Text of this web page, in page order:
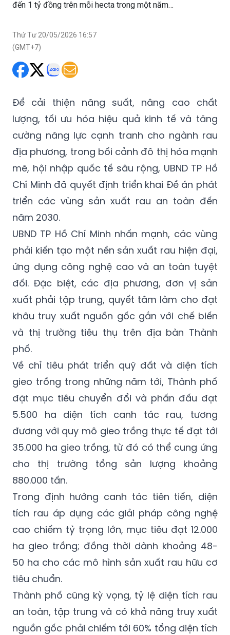
đến 1 tỷ đồng trên mỗi hecta trong một năm…
Thứ Tư 20/05/2026 16:57
(GMT+7)
Để cải thiện năng suất, nâng cao chất
lượng, tối ưu hóa hiệu quả kinh tế và tăng
cường năng lực cạnh tranh cho ngành rau
địa phương, trong bối cảnh đô thị hóa mạnh
mẽ, hội nhập quốc tế sâu rộng, UBND TP Hồ
Chí Minh đã quyết định triển khai Đề án phát
triển các vùng sản xuất rau an toàn đến
năm 2030.
UBND TP Hồ Chí Minh nhấn mạnh, các vùng
phải kiến tạo một nền sản xuất rau hiện đại,
ứng dụng công nghệ cao và an toàn tuyệt
đối. Đặc biệt, các địa phương, đơn vị sản
xuất phải tập trung, quyết tâm làm cho đạt
khâu truy xuất nguồn gốc gắn với chế biến
và thị trường tiêu thụ trên địa bàn Thành
phố.
Về chỉ tiêu phát triển quỹ đất và diện tích
gieo trồng trong những năm tới, Thành phố
đặt mục tiêu chuyển đổi và phấn đấu đạt
5.500 ha diện tích canh tác rau, tương
đương với quy mô gieo trồng thực tế đạt tới
35.000 ha gieo trồng, từ đó có thể cung ứng
cho thị trường tổng sản lượng khoảng
880.000 tấn.
Trong định hướng canh tác tiên tiến, diện
tích rau áp dụng các giải pháp công nghệ
cao chiếm tỷ trọng lớn, mục tiêu đạt 12.000
ha gieo trồng; đồng thời dành khoảng 48-
50 ha cho các mô hình sản xuất rau hữu cơ
tiêu chuẩn.
Thành phố cũng kỳ vọng, tỷ lệ diện tích rau
an toàn, tập trung và có khả năng truy xuất
nguồn gốc phải chiếm tới 60% tổng diện tích